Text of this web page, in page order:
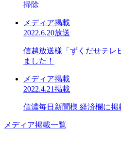
掃除
メディア掲載
2022.6.20放送
信越放送様「ずくだせテレ
ました！
メディア掲載
2022.4.21掲載
信濃毎日新聞様 経済欄に掲
メディア掲載一覧